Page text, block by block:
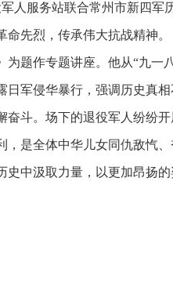
人服务站联合常州市新四军
先烈，传承伟大抗战精神。
题作专题讲座。他从“九一
军侵华暴行，强调历史真
斗。场下的退役军人纷纷开
是全体中华儿女同仇敌忾、
中汲取力量，以更加昂扬的